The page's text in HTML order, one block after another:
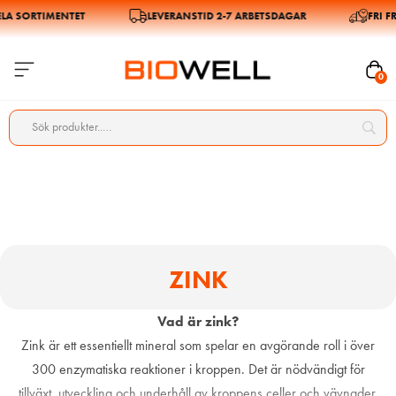
SORTIMENTET LEVERANSTID 2-7 ARBETSDAGAR FRI
0
ZINK
Vad är zink?
Zink är ett essentiellt mineral som spelar en avgörande roll i över
300 enzymatiska reaktioner i kroppen. Det är nödvändigt för
tillväxt, utveckling och underhåll av kroppens celler och vävnader.